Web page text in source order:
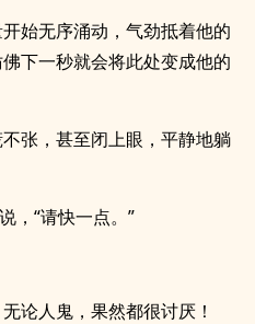
始无序涌动，气劲抵着他的
下一秒就会将此处变成他的
张，甚至闭上眼，平静地躺
，“请快一点。”
论人鬼，果然都很讨厌！